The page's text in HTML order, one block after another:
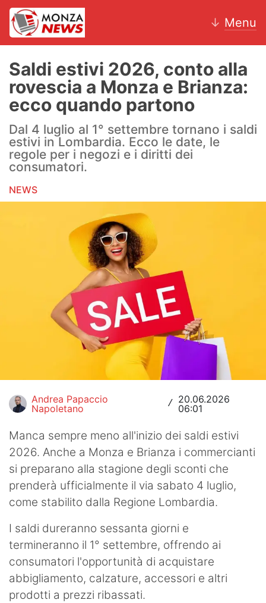
↓ Menu
News
AC Monza
Calcio
Volley
Pallanuoto
Pallamano
Turismo
Eventi
Saldi estivi 2026, conto alla
rovescia a Monza e Brianza:
ecco quando partono
Dal 4 luglio al 1° settembre tornano i saldi
estivi in Lombardia. Ecco le date, le
regole per i negozi e i diritti dei
consumatori.
NEWS
Andrea Papaccio
Napoletano
/
20.06.2026
06:01
Manca sempre meno all'inizio dei saldi estivi
2026. Anche a Monza e Brianza i commercianti
si preparano alla stagione degli sconti che
prenderà ufficialmente il via sabato 4 luglio,
come stabilito dalla Regione Lombardia.
I saldi dureranno sessanta giorni e
termineranno il 1° settembre, offrendo ai
consumatori l'opportunità di acquistare
abbigliamento, calzature, accessori e altri
prodotti a prezzi ribassati.